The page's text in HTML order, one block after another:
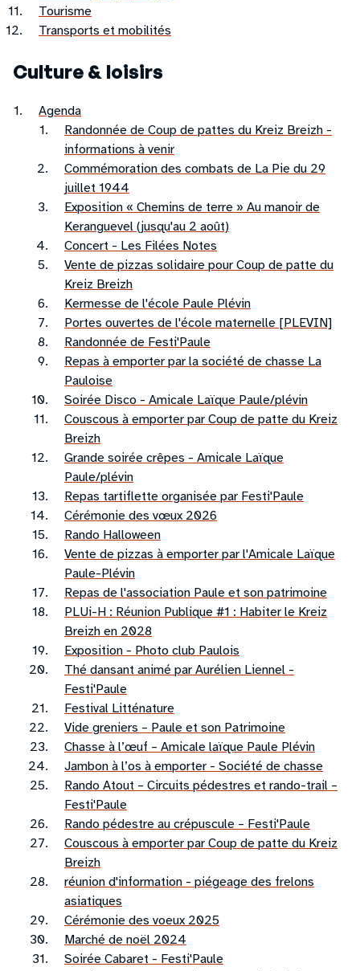
Tourisme
Transports et mobilités
Culture & loisirs
Agenda
Randonnée de Coup de pattes du Kreiz Breizh -
informations à venir
Commémoration des combats de La Pie du 29
juillet 1944
Exposition « Chemins de terre » Au manoir de
Keranguevel (jusqu'au 2 août)
Concert - Les Filées Notes
Vente de pizzas solidaire pour Coup de patte du
Kreiz Breizh
Kermesse de l'école Paule Plévin
Portes ouvertes de l'école maternelle [PLEVIN]
Randonnée de Festi'Paule
Repas à emporter par la société de chasse La
Pauloise
Soirée Disco - Amicale Laïque Paule/plévin
Couscous à emporter par Coup de patte du Kreiz
Breizh
Grande soirée crêpes - Amicale Laïque
Paule/plévin
Repas tartiflette organisée par Festi'Paule
Cérémonie des vœux 2026
Rando Halloween
Vente de pizzas à emporter par l'Amicale Laïque
Paule-Plévin
Repas de l'association Paule et son patrimoine
PLUi-H : Réunion Publique #1 : Habiter le Kreiz
Breizh en 2028
Exposition - Photo club Paulois
Thé dansant animé par Aurélien Liennel -
Festi'Paule
Festival Litténature
Vide greniers – Paule et son Patrimoine
Chasse à l’œuf – Amicale laïque Paule Plévin
Jambon à l’os à emporter - Société de chasse
Rando Atout – Circuits pédestres et rando-trail –
Festi'Paule
Rando pédestre au crépuscule – Festi'Paule
Couscous à emporter par Coup de patte du Kreiz
Breizh
réunion d'information - piégeage des frelons
asiatiques
Cérémonie des voeux 2025
Marché de noël 2024
Soirée Cabaret - Festi'Paule